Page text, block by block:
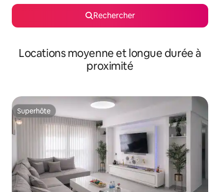
Rechercher
Locations moyenne et longue durée à
proximité
Superhôte
Superhôte